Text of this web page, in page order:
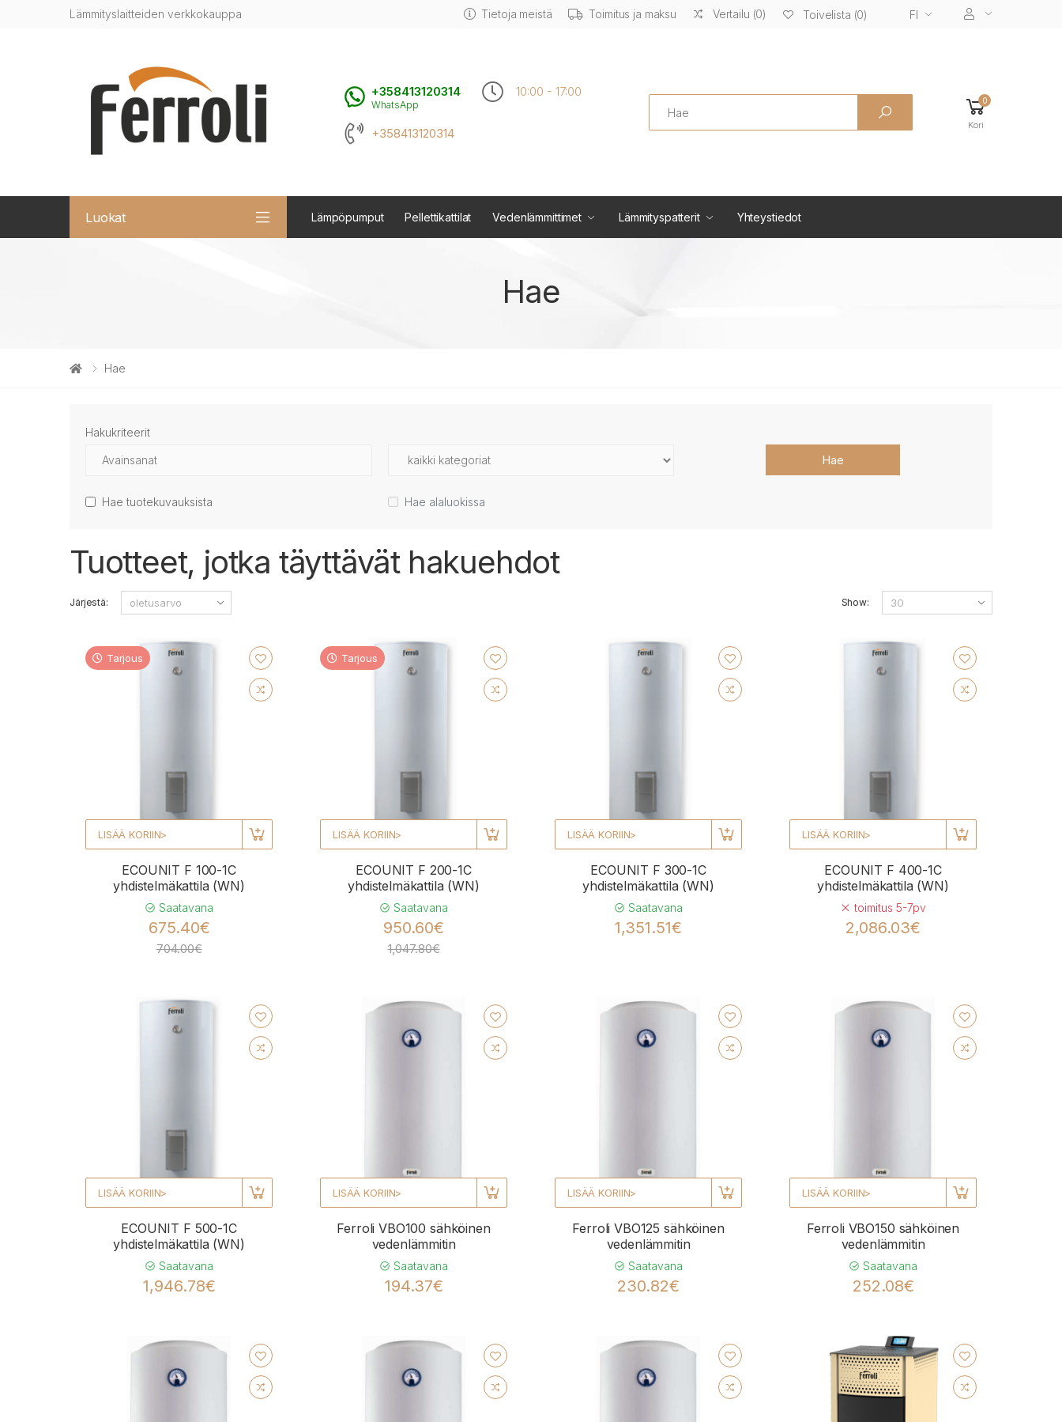
Lämmityslaitteiden verkkokauppa Tietoja meistä Toimitus ja maksu Vertailu (0) Toivelista (0) FI
+358413120314
WhatsApp
+358413120314
10:00 - 17:00
Search 0
Kori
Luokat Lämpöpumput Pellettikattilat Vedenlämmittimet Lämmityspatterit Yhteystiedot
Hae
Hae
Hakukriteerit
Hae
Hae tuotekuvauksista Hae alaluokissa
Tuotteet, jotka täyttävät hakuehdot
Järjestä: Show:
Tarjous
LISÄÄ KORIIN>
ECOUNIT F 100-1C
yhdistelmäkattila (WN)
Saatavana
675.40€
704.00€
Tarjous
LISÄÄ KORIIN>
ECOUNIT F 200-1C
yhdistelmäkattila (WN)
Saatavana
950.60€
1,047.80€
LISÄÄ KORIIN>
ECOUNIT F 300-1C
yhdistelmäkattila (WN)
Saatavana
1,351.51€
LISÄÄ KORIIN>
ECOUNIT F 400-1C
yhdistelmäkattila (WN)
toimitus 5-7pv
2,086.03€
LISÄÄ KORIIN>
ECOUNIT F 500-1C
yhdistelmäkattila (WN)
Saatavana
1,946.78€
LISÄÄ KORIIN>
Ferroli VBO100 sähköinen
vedenlämmitin
Saatavana
194.37€
LISÄÄ KORIIN>
Ferroli VBO125 sähköinen
vedenlämmitin
Saatavana
230.82€
LISÄÄ KORIIN>
Ferroli VBO150 sähköinen
vedenlämmitin
Saatavana
252.08€